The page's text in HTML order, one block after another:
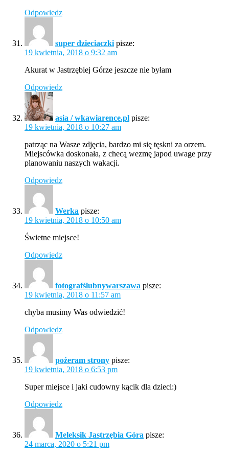
Odpowiedz
super dzieciaczki pisze:
19 kwietnia, 2018 o 9:32 am
Akurat w Jastrzębiej Górze jeszcze nie byłam
Odpowiedz
asia / wkawiarence.pl pisze:
19 kwietnia, 2018 o 10:27 am
patrząc na Wasze zdjęcia, bardzo mi się tęskni za orzem.
Miejscówka doskonała, z checą wezmę japod uwage przy
planowaniu naszych wakacji.
Odpowiedz
Werka pisze:
19 kwietnia, 2018 o 10:50 am
Świetne miejsce!
Odpowiedz
fotografślubnywarszawa pisze:
19 kwietnia, 2018 o 11:57 am
chyba musimy Was odwiedzić!
Odpowiedz
pożeram strony pisze:
19 kwietnia, 2018 o 6:53 pm
Super miejsce i jaki cudowny kącik dla dzieci:)
Odpowiedz
Meleksik Jastrzębia Góra pisze:
24 marca, 2020 o 5:21 pm